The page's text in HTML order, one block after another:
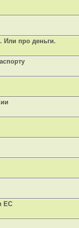
Или про деньги.
ЕС